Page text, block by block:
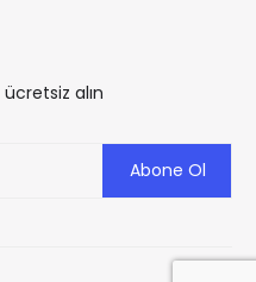
alın